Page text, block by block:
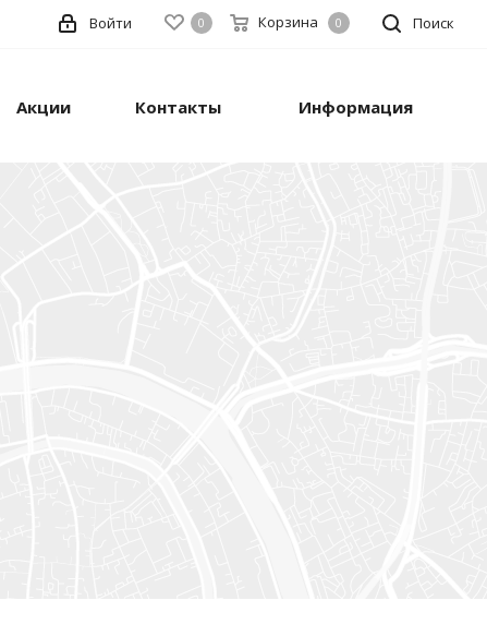
Поиск
0 Корзина 0
Войти
Акции Контакты Информация